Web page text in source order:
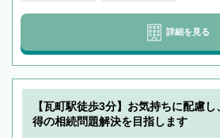
詳細を見る
【瓦町駅徒歩3分】お気持ちに配慮
得の相続問題解決を目指します